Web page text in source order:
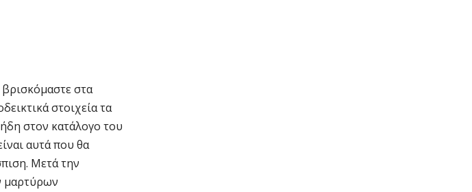
βρισκόμαστε στα
στοιχεία τα
στον κατάλογο του
αυτά που θα
Μετά την
μαρτύρων